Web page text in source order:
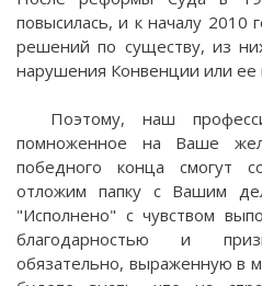
повысилась, и к началу 2010
решений по существу, из
нарушения Конвенции или ее
Поэтому, наш
помноженное на Ваше
победного конца смогут
отложим папку с Вашим
"Исполнено" с чувством
благодарностью и
обязательно, выраженную в